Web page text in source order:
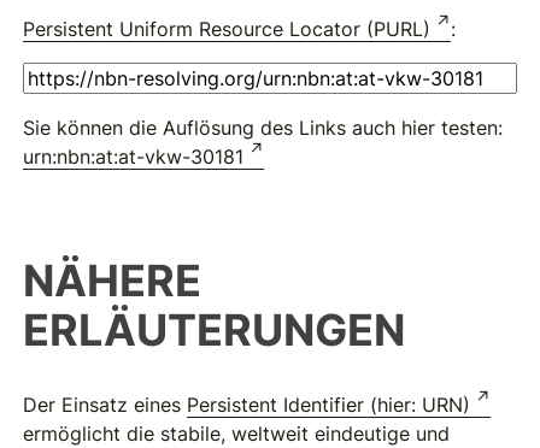
Persistent Uniform Resource Locator (PURL) :
Sie können die Auflösung des Links auch hier testen:
urn:nbn:at:at-vkw-30181
NÄHERE
ERLÄUTERUNGEN
Der Einsatz eines Persistent Identifier (hier: URN)
ermöglicht die stabile, weltweit eindeutige und